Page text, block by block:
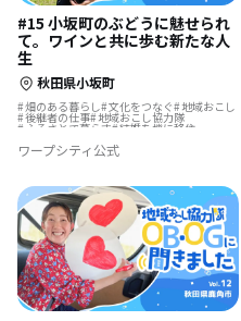
#15 小坂町のぶどうに魅せられ
て。ワインと共に歩む新たな人
生
秋田県小坂町
畑のある暮らし 文化をつなぐ 地域おこし
後継者の仕事 地域おこし協力隊
ふるさとで暮らす 結婚を機に移住
ワープシティ公式